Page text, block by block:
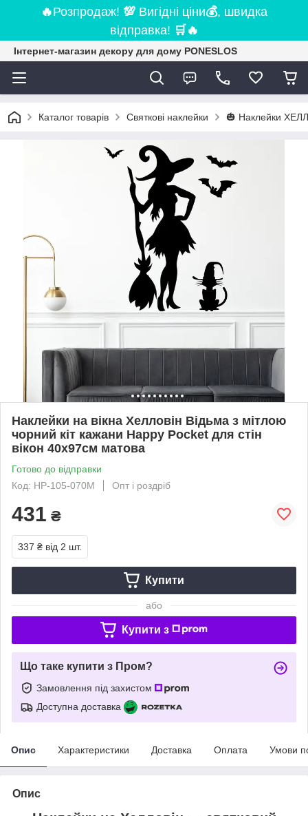
🔥Розпродаж! 💯 Вигідні ціни💰, швидка
відправка! 🛒 🔥
Інтернет-магазин декору для дому PONESLOS
Каталог товарів Святкові наклейки 🎃 Наклейки
Наклейки на вікна Хелловін Відьма з мітлою
чорний кіт кажани Happy Pocket для стін
вікон 40х97см матова
Готово до відправки
Код: HP-105-070M
Опт і роздріб
431 ₴
337 ₴ від 2 шт.
Купити
або
Купити з
Що таке купити з Пром?
Замовлення під захистом
Доступна доставка
Опис Характеристики Доставка Оплата Умови
Опис